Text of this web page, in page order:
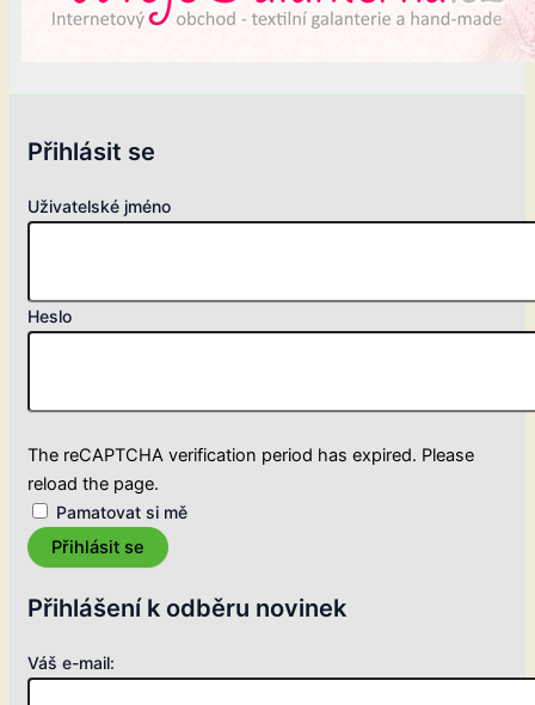
Přihlásit se
Uživatelské jméno
Heslo
The reCAPTCHA verification period has expired. Please
reload the page.
Pamatovat si mě
Přihlásit se
Přihlášení k odběru novinek
Váš e-mail: